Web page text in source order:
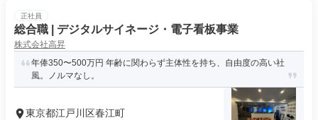
正社員
総合職 | デジタルサイネージ・電子看板事業
株式会社高昇
年俸350〜500万円 年齢に関わらず主体性を持ち、自由度の高い社
風。ノルマなし。
東京都江戸川区春江町